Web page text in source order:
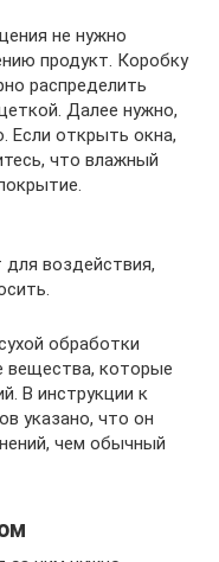
не нужно
продукт. Коробку
распределить
Далее нужно,
Если открыть окна,
что влажный
воздействия,
обработки
вещества, которые
В инструкции к
указано, что он
чем обычный